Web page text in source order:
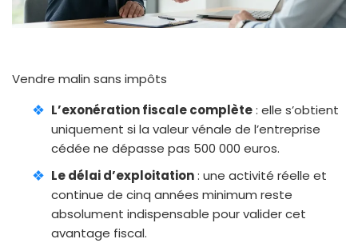
Vendre malin sans impôts
L’exonération fiscale complète: elle s’obtient
uniquement si la valeur vénale de l’entreprise
cédée ne dépasse pas 500 000 euros.
Le délai d’exploitation: une activité réelle et
continue de cinq années minimum reste
absolument indispensable pour valider cet
avantage fiscal.